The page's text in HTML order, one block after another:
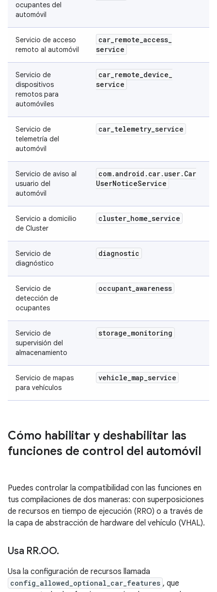
ocupantes del
automóvil
Servicio de acceso
remoto al automóvil
car_remote_access_
service
Servicio de
dispositivos
remotos para
automóviles
car_remote_device_
service
Servicio de
telemetría del
automóvil
car_telemetry_service
Servicio de aviso al
usuario del
automóvil
com.android . car. user. Car
UserNoticeService
Servicio a domicilio
de Cluster
cluster_home_service
Servicio de
diagnóstico
diagnostic
Servicio de
detección de
ocupantes
occupant_awareness
Servicio de
supervisión del
almacenamiento
storage_monitoring
Servicio de mapas
para vehículos
vehicle_map_service
Cómo habilitar y deshabilitar las
funciones de control del automóvil
Puedes controlar la compatibilidad con las funciones en
tus compilaciones de dos maneras: con superposiciones
de recursos en tiempo de ejecución (RRO) o a través de
la capa de abstracción de hardware del vehículo (VHAL).
Usa RR.OO.
Usa la configuración de recursos llamada
config_allowed_optional_car_features , que